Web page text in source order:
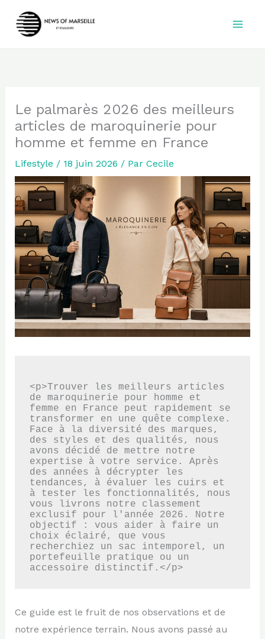
Le palmarès 2026 des meilleurs
articles de maroquinerie pour
homme et femme en France
Lifestyle / 18 juin 2026 / Par Cecile
<p>Trouver les meilleurs articles
de maroquinerie pour homme et
femme en France peut rapidement se
transformer en une quête complexe.
Face à la diversité des marques,
des styles et des qualités, nous
avons décidé de mettre notre
expertise à votre service. Après
des années à décrypter les
tendances, à évaluer les cuirs et
à tester les fonctionnalités, nous
vous livrons notre classement
exclusif pour l'année 2026. Notre
objectif : vous aider à faire un
choix éclairé, que vous
recherchiez un sac intemporel, un
portefeuille pratique ou un
accessoire distinctif.</p>
Ce guide est le fruit de nos observations et de
notre expérience terrain. Nous avons passé au